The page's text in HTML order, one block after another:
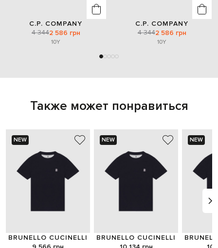
C.P. COMPANY
4 3442 586 грн
10Y
C.P. COMPANY
4 3442 586 грн
10Y
Также может понравиться
NEW
BRUNELLO CUCINELLI
NEW
BRUNELLO CUCINELLI
NEW